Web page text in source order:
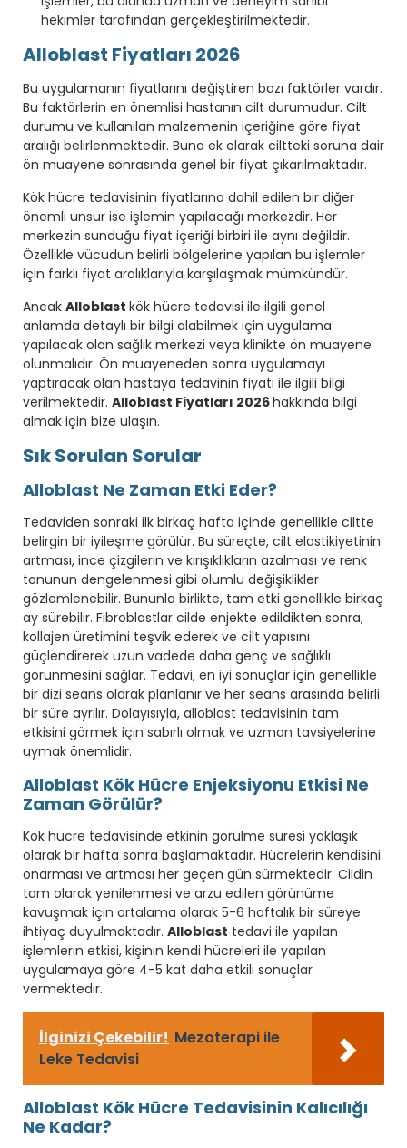
hekimler tarafından gerçekleştirilmektedir.
Alloblast Fiyatları 2026
Bu uygulamanın fiyatlarını değiştiren bazı faktörler vardır.
Bu faktörlerin en önemlisi hastanın cilt durumudur. Cilt
durumu ve kullanılan malzemenin içeriğine göre fiyat
aralığı belirlenmektedir. Buna ek olarak ciltteki soruna dair
ön muayene sonrasında genel bir fiyat çıkarılmaktadır.
Kök hücre tedavisinin fiyatlarına dahil edilen bir diğer
önemli unsur ise işlemin yapılacağı merkezdir. Her
merkezin sunduğu fiyat içeriği birbiri ile aynı değildir.
Özellikle vücudun belirli bölgelerine yapılan bu işlemler
için farklı fiyat aralıklarıyla karşılaşmak mümkündür.
Ancak Alloblast kök hücre tedavisi ile ilgili genel
anlamda detaylı bir bilgi alabilmek için uygulama
yapılacak olan sağlık merkezi veya klinikte ön muayene
olunmalıdır. Ön muayeneden sonra uygulamayı
yaptıracak olan hastaya tedavinin fiyatı ile ilgili bilgi
verilmektedir. Alloblast Fiyatları 2026hakkında bilgi
almak için bize ulaşın.
Sık Sorulan Sorular
Alloblast Ne Zaman Etki Eder?
Tedaviden sonraki ilk birkaç hafta içinde genellikle ciltte
belirgin bir iyileşme görülür. Bu süreçte, cilt elastikiyetinin
artması, ince çizgilerin ve kırışıklıkların azalması ve renk
tonunun dengelenmesi gibi olumlu değişiklikler
gözlemlenebilir. Bununla birlikte, tam etki genellikle birkaç
ay sürebilir. Fibroblastlar cilde enjekte edildikten sonra,
kollajen üretimini teşvik ederek ve cilt yapısını
güçlendirerek uzun vadede daha genç ve sağlıklı
görünmesini sağlar. Tedavi, en iyi sonuçlar için genellikle
bir dizi seans olarak planlanır ve her seans arasında belirli
bir süre ayrılır. Dolayısıyla, alloblast tedavisinin tam
etkisini görmek için sabırlı olmak ve uzman tavsiyelerine
uymak önemlidir.
Alloblast Kök Hücre Enjeksiyonu Etkisi Ne
Zaman Görülür?
Kök hücre tedavisinde etkinin görülme süresi yaklaşık
olarak bir hafta sonra başlamaktadır. Hücrelerin kendisini
onarması ve artması her geçen gün sürmektedir. Cildin
tam olarak yenilenmesi ve arzu edilen görünüme
kavuşmak için ortalama olarak 5-6 haftalık bir süreye
ihtiyaç duyulmaktadır. Alloblast tedavi ile yapılan
işlemlerin etkisi, kişinin kendi hücreleri ile yapılan
uygulamaya göre 4-5 kat daha etkili sonuçlar
vermektedir.
İlginizi Çekebilir! Mezoterapi ile
Leke Tedavisi
Alloblast Kök Hücre Tedavisinin Kalıcılığı
Ne Kadar?